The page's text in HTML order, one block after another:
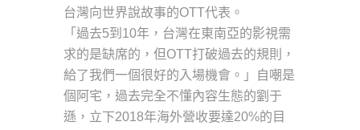
台灣向世界說故事的OTT代表。
「過去5到10年，台灣在東南亞的影視需
求的是缺席的，但OTT打破過去的規則，
給了我們一個很好的入場機會。」自嘲是
個阿宅，過去完全不懂內容生態的劉于
遜，立下2018年海外營收要達20%的目